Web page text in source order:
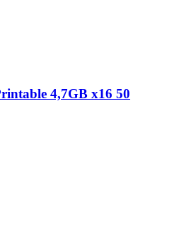
4,7GB x16 50